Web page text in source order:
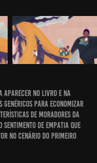
aparecer no livro e na
genéricos para economizar
de moradores da
de empatia que
no cenário do primeiro